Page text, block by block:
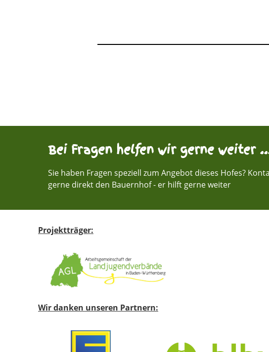
Bei Fragen helfen wir gerne weiter
Sie haben Fragen speziell zum Angebot dieses Hofes?
gerne direkt den Bauernhof - er hilft gerne weiter
Projektträger:
Wir danken unseren Partnern: